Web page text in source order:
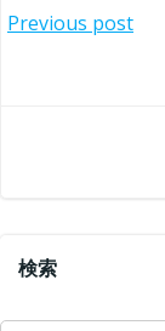
投
ゲ
Previous post
ビ
ゲ
検索